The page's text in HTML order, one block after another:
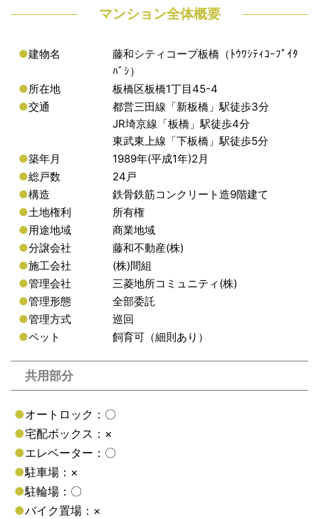
マンション全体概要
●建物名
藤和シティコープ板橋（ﾄｳﾜｼﾃｨｺｰﾌﾟｲﾀ
ﾊﾞｼ）
●所在地
板橋区板橋1丁目45-4
●交通
都営三田線「新板橋」駅徒歩3分
JR埼京線「板橋」駅徒歩4分
東武東上線「下板橋」駅徒歩5分
●築年月
1989年(平成1年)2月
●総戸数
24戸
●構造
鉄骨鉄筋コンクリート造9階建て
●土地権利
所有権
●用途地域
商業地域
●分譲会社
藤和不動産(株)
●施工会社
(株)間組
●管理会社
三菱地所コミュニティ(株)
●管理形態
全部委託
●管理方式
巡回
●ペット 飼育可（細則あり）
共用部分
●オートロック：〇
●宅配ボックス：×
●エレベーター：〇
●駐車場：×
●駐輪場：〇
●バイク置場：×